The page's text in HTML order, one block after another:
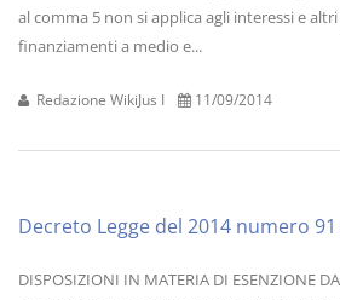
al comma 5 non si applica agli interessi e
finanziamenti a medio e...
Redazione WikiJus I 11/09/2014
Decreto Legge del 2014 numero
DISPOSIZIONI IN MATERIA DI ESENZIONE